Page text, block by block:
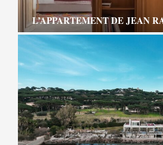
L’APPARTEMENT DE JEAN